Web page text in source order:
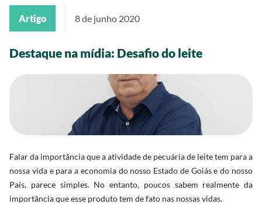
Artigo 8 de junho 2020
Destaque na mídia: Desafio do leite
Falar da importância que a atividade de pecuária de leite tem para a
nossa vida e para a economia do nosso Estado de Goiás e do nosso
País, parece simples. No entanto, poucos sabem realmente da
importância que esse produto tem de fato nas nossas vidas.